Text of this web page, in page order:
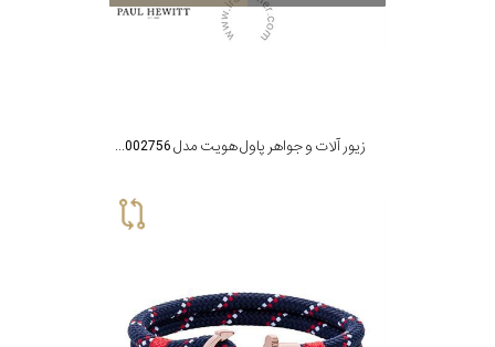
زیور آلات و جواهر پاول هویت مدل PH002756